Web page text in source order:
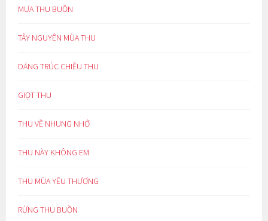
MƯA THU BUỒN
TÂY NGUYÊN MÙA THU
DÁNG TRÚC CHIỀU THU
GIỌT THU
THU VỀ NHUNG NHỚ
THU NÀY KHÔNG EM
THU MÙA YÊU THƯƠNG
RỪNG THU BUỒN